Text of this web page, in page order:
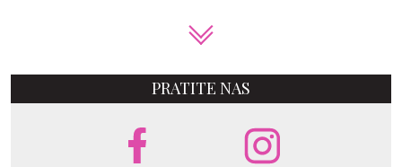
PRATITE NAS